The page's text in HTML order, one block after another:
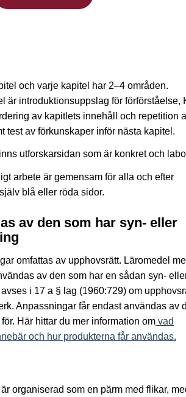
och varje kapitel har 2–4 områden.
är introduktionsuppslag för förförståelse,
av kapitlets innehåll och repetition
test av förkunskaper inför nästa kapitel.
utforskarsidan som är konkret och
arbete är gemensam för alla och efter
blå eller röda sidor.
av den som har syn- eller
omfattas av upphovsrätt. Läromedel
av den som har en sådan syn-
i 17 a § lag (1960:729) om
Anpassningar får endast användas av
Här hittar du mer information omvad
och hur produkterna får användas.
organiserad som en pärm med flikar,